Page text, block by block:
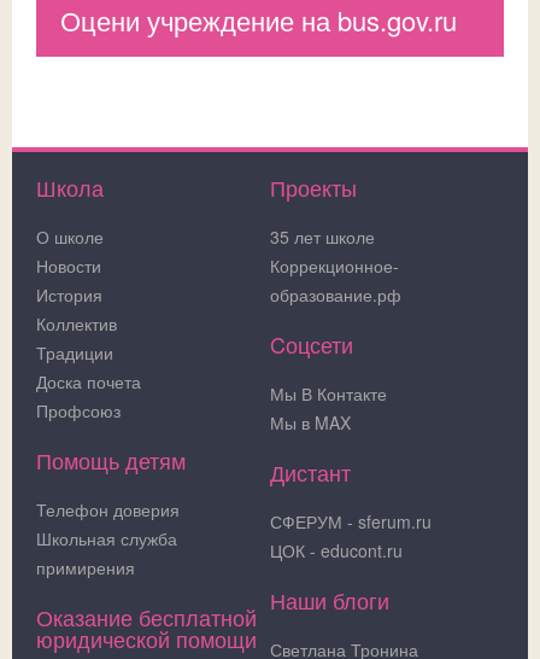
Оцени учреждение на bus.gov.ru
Школа
О школе
Новости
История
Коллектив
Традиции
Доска почета
Профсоюз
Помощь детям
Телефон доверия
Школьная служба
примирения
Оказание бесплатной
юридической помощи
Проекты
35 лет школе
Коррекционное-
образование.рф
Cоцсети
Мы В Контакте
Мы в MAX
Дистант
СФЕРУМ - sferum.ru
ЦОК - educont.ru
Наши блоги
Светлана Тронина